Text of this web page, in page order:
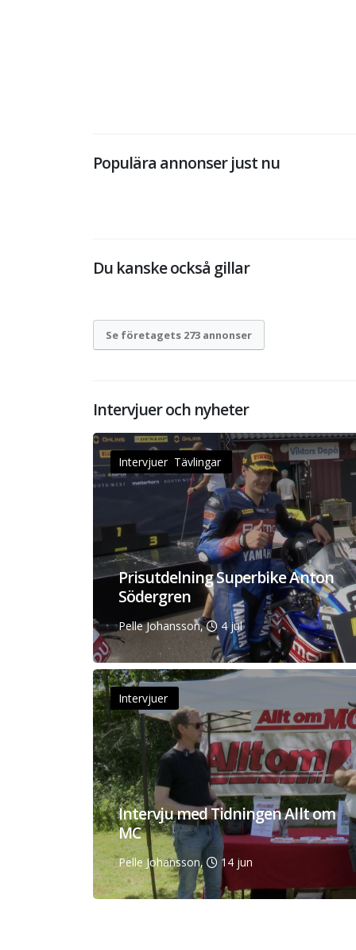
Populära annonser just nu
Du kanske också gillar
Se företagets 273 annonser
Intervjuer och nyheter
Intervjuer Tävlingar
Prisutdelning Superbike Anton
Södergren
Pelle Johansson, 4 jul
Intervjuer
Intervju med Tidningen Allt om
MC
Pelle Johansson, 14 jun